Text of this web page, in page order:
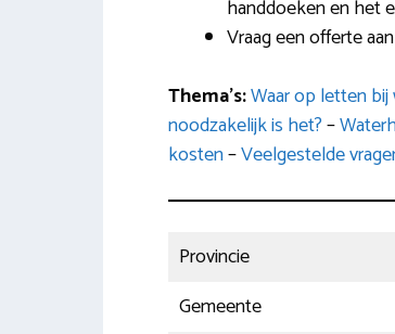
handdoeken en het
Vraag een offerte
Thema’s:Waar op letten
noodzakelijk is het?–
kosten–Veelgestelde
Provincie
Gemeente